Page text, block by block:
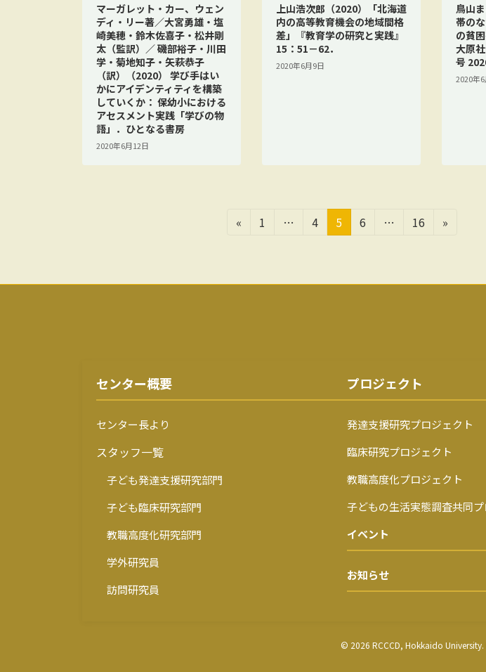
マーガレット・カー、ウェン
ディ・リー著／大宮勇雄・塩
崎美穂・鈴木佐喜子・松井剛
太（監訳）／ 磯部裕子・川田
学・菊地知子・矢萩恭子
（訳）（2020） 学び手はい
かにアイデンティティを構築
していくか： 保幼小における
アセスメント実践「学びの物
語」．ひとなる書房
2020年6月12日
上山浩次郎（2020）「北海道
内の高等教育機会の地域間格
差」『教育学の研究と実践』
15：51－62．
2020年6月9日
鳥山
帯の
の貧
大原
号
2020年
の
送
り
«
固
ジ
1 …
固
ジ
4
固
定
ジ
5
固
ジ
6 …
固
ジ
16 »
センター概要
センター長より
スタッフ一覧
子ども発達支援研究部門
子ども臨床研究部門
教職高度化研究部門
学外研究員
訪問研究員
プロジェクト
発達支援研究プロジェクト
臨床研究プロジェクト
教職高度化プロジェクト
子どもの生活実態調査共同
イベント
お知らせ
© 2026 RCCCD, Hokkaido